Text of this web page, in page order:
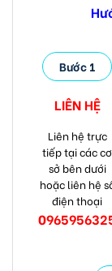
Bước 1
LIÊN HỆ
Liên hệ trực
tiếp tại các cơ
sở bên dưới
hoặc liên hệ
điện thoại